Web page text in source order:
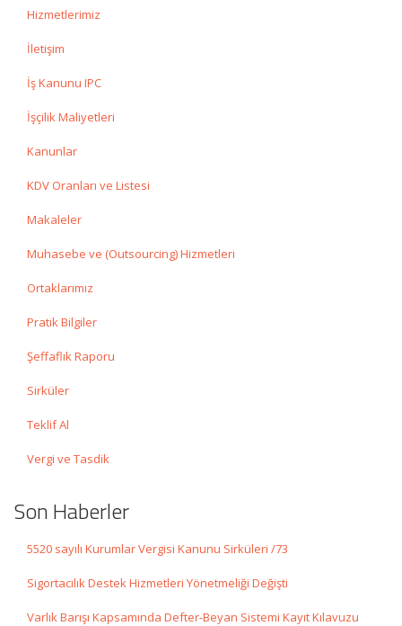
Hizmetlerimiz
İletişim
İş Kanunu IPC
İşçilik Maliyetleri
Kanunlar
KDV Oranları ve Listesi
Makaleler
Muhasebe ve (Outsourcing) Hizmetleri
Ortaklarımız
Pratik Bilgiler
Şeffaflık Raporu
Sirküler
Teklif Al
Vergi ve Tasdik
Son Haberler
5520 sayılı Kurumlar Vergisi Kanunu Sirküleri /73
Sigortacılık Destek Hizmetleri Yönetmeliği Değişti
Varlık Barışı Kapsamında Defter-Beyan Sistemi Kayıt Kılavuzu